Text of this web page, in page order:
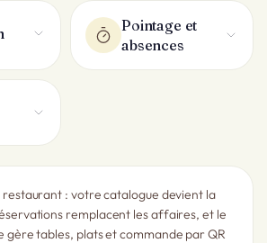
Pointage et
absences
restaurant : votre catalogue devient la
remplacent les affaires, et le
gère tables, plats et commande par QR